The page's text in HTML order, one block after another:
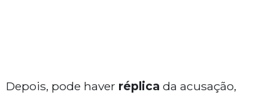
Depois, pode haver réplica da acusação,